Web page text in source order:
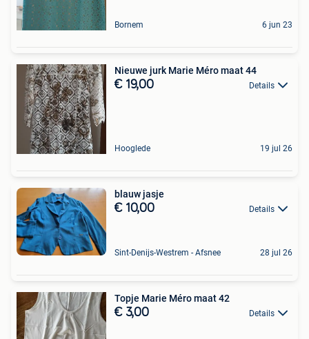
Bornem 6 jun 23
Nieuwe jurk Marie Méro maat 44
€ 19,00 Details
Hooglede 19 jul 26
blauw jasje
€ 10,00 Details
Sint-Denijs-Westrem - Afsnee 28 jul 26
Topje Marie Méro maat 42
€ 3,00 Details